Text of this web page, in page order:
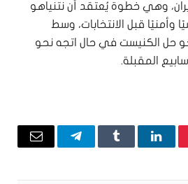
وهي خطوة يُعتقد أن نتنياهو
وأمنيًا قبل الانتخابات، وسط
حل الكنيست في حال اتجه نحو
المقبلة.
لينكدإنTumblrتيلقرامالبريد